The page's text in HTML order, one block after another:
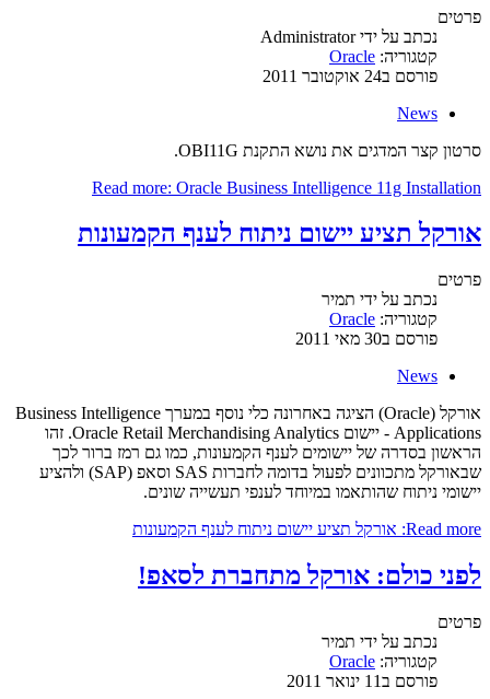
פרטים
נכתב על ידיAdministrator
קטגוריה: Oracle
פורסם ב24 אוקטובר 2011
News
סרטון קצר המדגים את נושא התקנת OBI11G.
Read more: Oracle Business Intelligence 11g Installation
אורקל תציע יישום ניתוח לענף הקמעונות
פרטים
נכתב על ידי תמיר
קטגוריה: Oracle
פורסם ב30 מאי 2011
News
אורקל (Oracle) הציגה באחרונה כלי נוסף במערך Business Intelligence
Applications - יישום Oracle Retail Merchandising Analytics. זהו
הראשון בסדרה של יישומים לענף הקמעונות, כמו גם רמז ברור לכך
שבאורקל מתכוונים לפעול בדומה לחברות SAS וסאפ (SAP) ולהציע
יישומי ניתוח שהותאמו במיוחד לענפי תעשייה שונים.
Read more: אורקל תציע יישום ניתוח לענף הקמעונות
לפני כולם: אורקל מתחברת לסאפ!
פרטים
נכתב על ידי תמיר
קטגוריה: Oracle
פורסם ב11 ינואר 2011